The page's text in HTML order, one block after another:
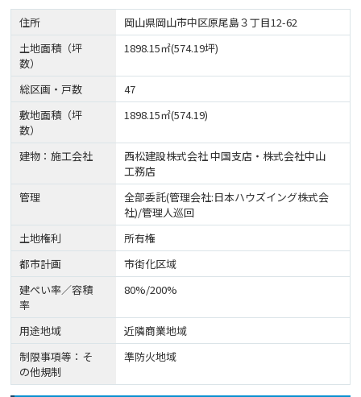
住所
岡山県岡山市中区原尾島３丁目12-62
土地面積（坪
数）
1898.15㎡(574.19坪)
総区画・戸数
47
敷地面積（坪
数）
1898.15㎡(574.19)
建物：施工会社
西松建設株式会社 中国支店・株式会社中山
工務店
管理
全部委託(管理会社:日本ハウズイング株式会
社)/管理人巡回
土地権利
所有権
都市計画
市街化区域
建ぺい率／容積
率
80%/200%
用途地域
近隣商業地域
制限事項等：そ
の他規制
準防火地域